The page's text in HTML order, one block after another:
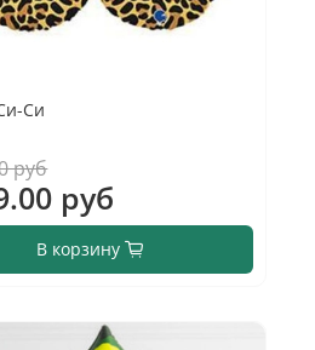
Си
руб
руб
В корзину